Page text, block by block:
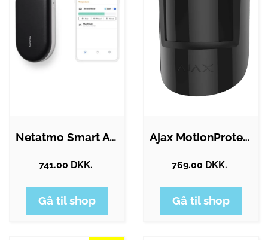
Netatmo Smart AC Controller
741.00 DKK.
Gå til shop
Ajax MotionProtect Plus - PIR /…
769.00 DKK.
Gå til shop